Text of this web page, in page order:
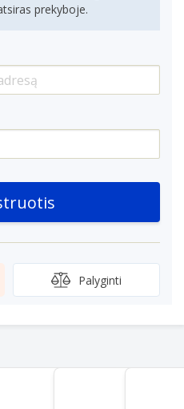
prekyboje.
Palyginti